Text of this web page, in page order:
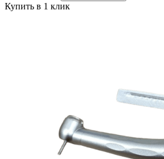
Купить в 1 клик